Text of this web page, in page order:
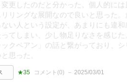
更したのだと分かった。個人的に
リリングな展開なので良いと思った
ない人という設定が、あまりにも違
ってしまい、少し物足りなさを感じ
クペアン」の話と繋がっており、
思った。
★35 コメント(0) 2025/03/01